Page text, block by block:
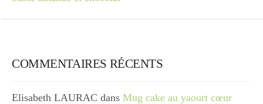
COMMENTAIRES RÉCENTS
Elisabeth LAURAC dans Mug cake au yaourt cœur